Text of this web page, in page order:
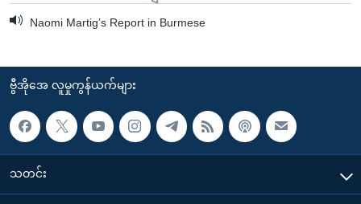
Naomi Martig’s Report in Burmese
ဗွီအိုအေ လူမှုကွန်ယက်များ
သတင်း